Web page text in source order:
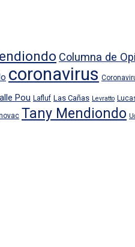
Columna de
coronavirus
Pou Lafluf Las Cañas Levratto
Tany Mendiondo